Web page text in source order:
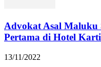
Advokat Asal Maluku
Pertama di Hotel
13/11/2022